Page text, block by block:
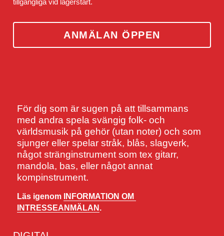
tillgängliga vid lägerstart.
ANMÄLAN ÖPPEN
För dig som är sugen på att tillsammans
med andra spela svängig folk- och
världsmusik på gehör (utan noter) och som
sjunger eller spelar stråk, blås, slagverk,
något stränginstrument som tex gitarr,
mandola, bas, eller något annat
kompinstrument.
Läs igenom
INFORMATION OM
INTRESSEANMÄLAN .